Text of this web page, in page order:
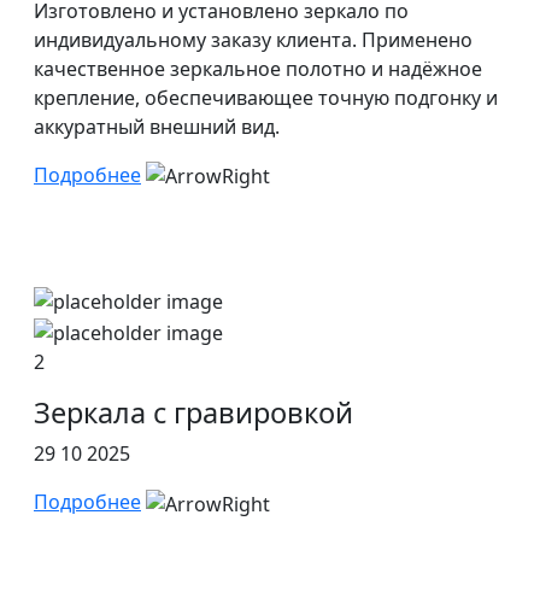
Изготовлено и установлено зеркало по
индивидуальному заказу клиента. Применено
качественное зеркальное полотно и надёжное
крепление, обеспечивающее точную подгонку и
аккуратный внешний вид.
Подробнее
2
Зеркала с гравировкой
29 10 2025
Подробнее